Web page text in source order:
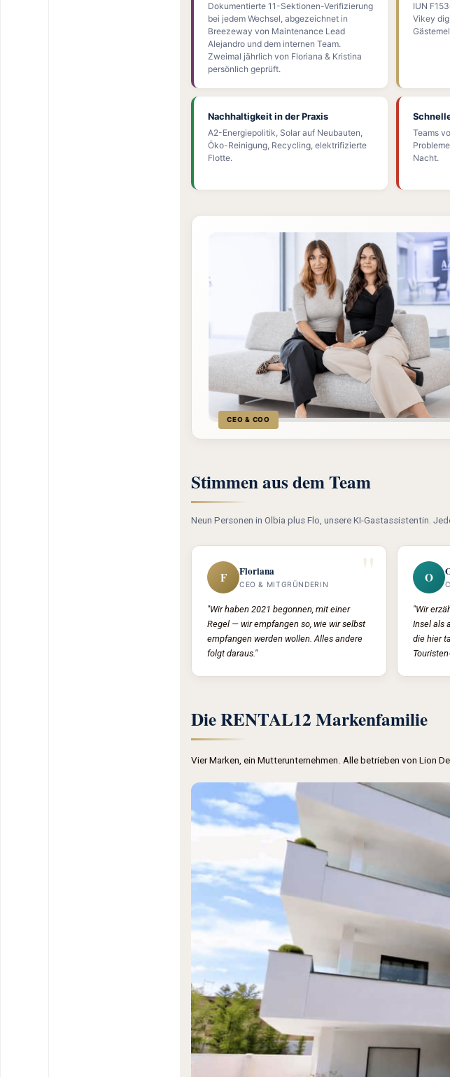
Dokumentierte 11-Sektionen-Verifizierung
bei jedem Wechsel, abgezeichnet in
Breezeway von Maintenance Lead
Alejandro und dem internen Team.
Zweimal jährlich von Floriana & Kristina
persönlich geprüft.
IUN
Vikey
Nachhaltigkeit in der Praxis
A2-Energiepolitik, Solar auf Neubauten,
Öko-Reinigung, Recycling, elektrifizierte
Flotte.
Teams
Nacht.
CEO & COO
Stimmen aus dem Team
Neun Personen in Olbia plus Flo, unsere KI-Gastassistentin.
"
F Floriana
CEO & MITGRÜNDERIN
"Wir haben 2021 begonnen, mit einer
Regel — wir empfangen so, wie wir selbst
empfangen werden wollen. Alles andere
folgt daraus."
O
"Wir
Insel als
die hier
Die RENTAL12 Markenfamilie
Vier Marken, ein Mutterunternehmen. Alle betrieben von Lion